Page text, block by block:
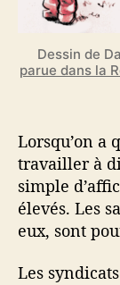
Dessin de
parue dans la
Lorsqu’on a
travailler à
simple
élevés. Les
eux, sont
Les